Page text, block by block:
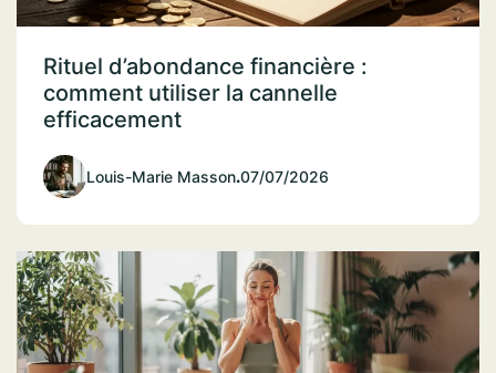
Rituel d’abondance financière :
comment utiliser la cannelle
efficacement
Louis-Marie Masson.07/07/2026